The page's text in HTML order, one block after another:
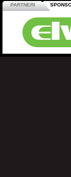
PARTNERI